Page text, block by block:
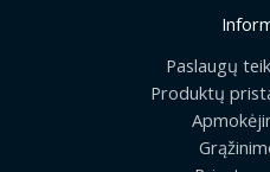
Paslaugų
Produktų